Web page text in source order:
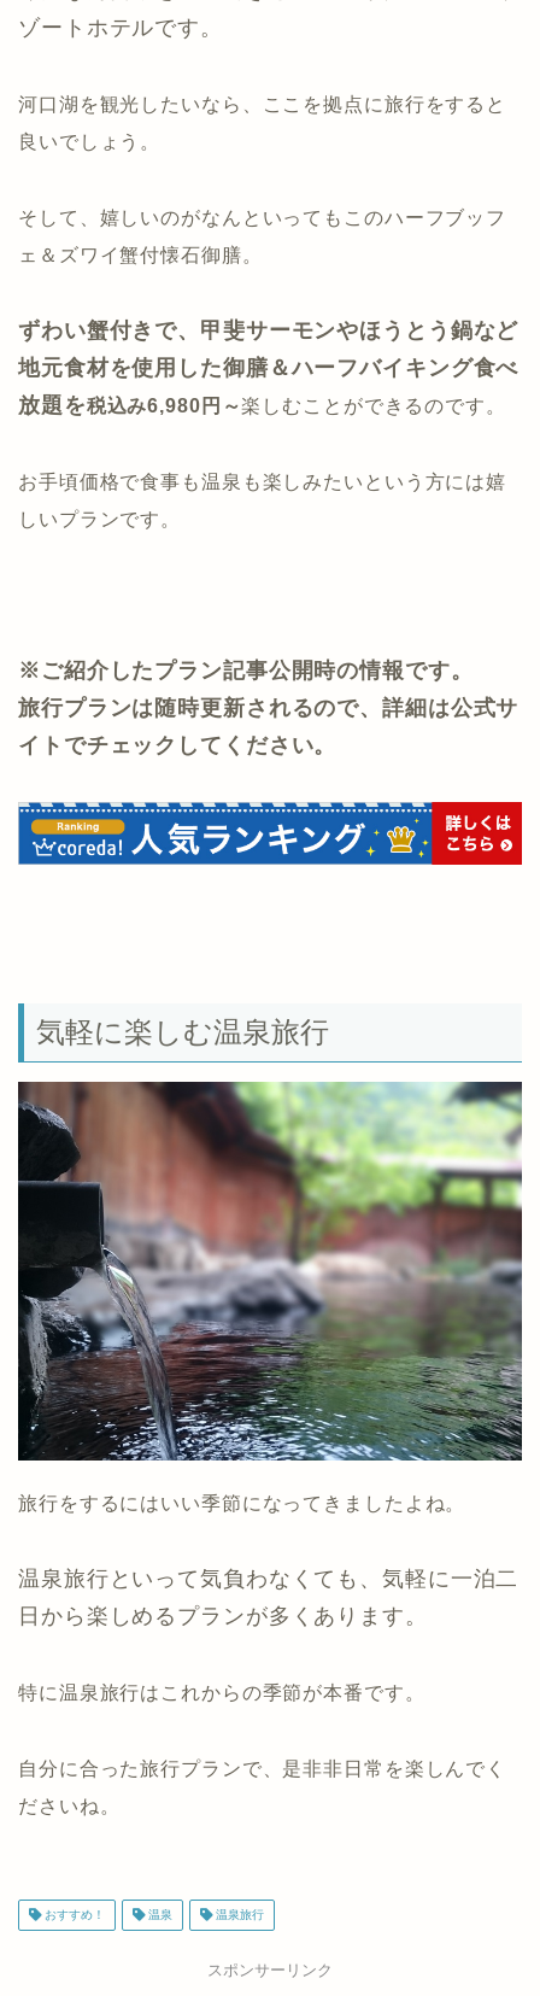
ゾートホテルです。
河口湖を観光したいなら、ここを拠点に旅行をすると
良いでしょう。
そして、嬉しいのがなんといってもこのハーフブッフ
ェ＆ズワイ蟹付懐石御膳。
ずわい蟹付きで、甲斐サーモンやほうとう鍋など
地元食材を使用した御膳＆ハーフバイキング食べ
放題を税込み6,980円～楽しむことができるのです。
お手頃価格で食事も温泉も楽しみたいという方には嬉
しいプランです。
※ご紹介したプラン記事公開時の情報です。
旅行プランは随時更新されるので、詳細は公式サ
イトでチェックしてください。
気軽に楽しむ温泉旅行
旅行をするにはいい季節になってきましたよね。
温泉旅行といって気負わなくても、気軽に一泊二
日から楽しめるプランが多くあります。
特に温泉旅行はこれからの季節が本番です。
自分に合った旅行プランで、是非非日常を楽しんでく
ださいね。
おすすめ！ 温泉 温泉旅行
スポンサーリンク